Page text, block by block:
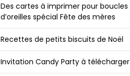
Des cartes à imprimer pour boucles
d’oreilles spécial Fête des mères
Recettes de petits biscuits de Noël
Invitation Candy Party à télécharger